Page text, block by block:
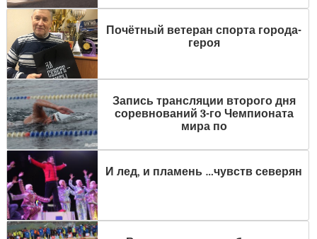
Почётный ветеран спорта города-
героя
Запись трансляции второго дня
соревнований 3-го Чемпионата
мира по
И лед, и пламень …чувств северян